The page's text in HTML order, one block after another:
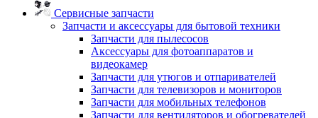
Сервисные запчасти
Запчасти и аксессуары для бытовой техники
Запчасти для пылесосов
Аксессуары для фотоаппаратов и
видеокамер
Запчасти для утюгов и отпаривателей
Запчасти для телевизоров и мониторов
Запчасти для мобильных телефонов
Запчасти для вентиляторов и обогревателей